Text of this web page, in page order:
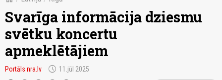
Svarīga informācija dziesmu
svētku koncertu
apmeklētājiem
Portāls nra.lv schedule 11.jūl 2025